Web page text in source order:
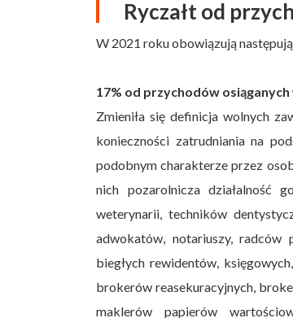
Ryczałt od
W 2021 roku obowiązują
17% od przychodów
Zmieniła się definicja wolnych
konieczności zatrudniania na
podobnym charakterze przez
nich pozarolnicza działalność
weterynarii, techników
adwokatów, notariuszy, radców
biegłych rewidentów,
brokerów reasekuracyjnych,
maklerów papierów